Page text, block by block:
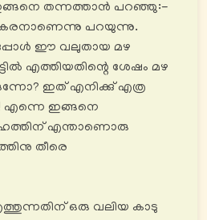
തന്നത്താൻ പറഞ്ഞു:-
പറയുന്നു.
ഈ വലുതായ മഴ
എത്തിയതിന്റെ ശേഷം മഴ
ഇത് എനിക്കു് എത്ര
എന്നെ ഇങ്ങനെ
എന്താണൊരു
തീരെ
ഒരു വലിയ കാടു